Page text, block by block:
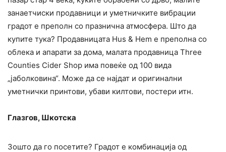
занаетчиски продавници и уметничките вибрации
градот е преполн со празнична атмосфера. Што да
купите тука? Продавницата Hus & Hem е преполна со
облека и апарати за дома, малата продавница Three
Counties Cider Shop има повеќе од 100 вида
„јаболковина“. Може да се најдат и оригинални
уметнички принтови, убави килтови, постери итн.
Глазгов, Шкотска
Зошто да го посетите? Градот е комбинација од